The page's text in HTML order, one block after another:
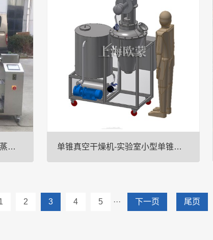
要用于将
式转化
：1.设备
室环境的高效、多功能的干燥设备，主要用于将
液体、溶液或悬浮液等物料通过喷雾的方式转化
为干燥颗粒。以下是该设备的详细描述：1.设备
结构l喷雾系统：喷雾系统通常包···
实验室小型闪蒸干燥机-旋转闪蒸干燥机
风场。
单锥真空干燥机-实验室小型单锥真空螺带干燥机
燥机工作过程为批次操作，湿物料进入料仓后，
2 3 4 5 ··· 下一页 尾页